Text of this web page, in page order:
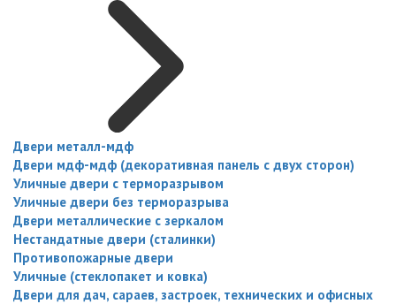
Двери металл-мдф
Двери мдф-мдф (декоративная панель с двух сторон)
Уличные двери с терморазрывом
Уличные двери без терморазрыва
Двери металлические с зеркалом
Нестандатные двери (сталинки)
Противопожарные двери
Уличные (стеклопакет и ковка)
Двери для дач, сараев, застроек, технических и офисных